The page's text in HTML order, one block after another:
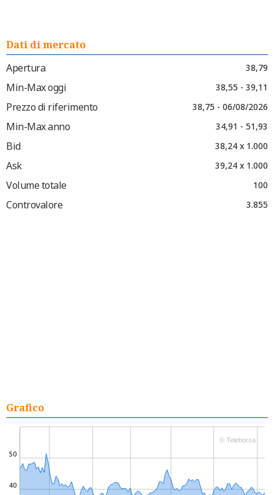
Dati di mercato
Apertura
38,79
Min-Max oggi 38,55 - 39,11
Prezzo di riferimento 38,75 - 06/08/2026
Min-Max anno 34,91 - 51,93
Bid 38,24 x 1.000
Ask 39,24 x 1.000
Volume totale 100
Controvalore 3.855
Grafico
40
50
© Teleborsa